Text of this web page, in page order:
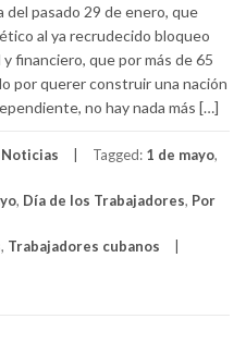
del pasado 29 de enero, que
al ya recrudecido bloqueo
financiero, que por más de 65
por querer construir una nación
no hay nada más […]
Noticias Tagged: 1 de mayo,
, Día de los Trabajadores, Por
, Trabajadores cubanos